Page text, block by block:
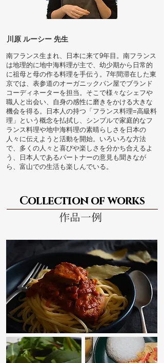
川原 ルーシー 先生
南フランス生まれ、日本に来て9年目。南フランス
は地理的に地中海料理が主で、幼少期から日常的
に祖母と母の作る料理を手伝う。7年間滞在した東
京では、表参道のオーガニックパン屋でブランド
コーディネーターを担当。そこで様々なシェフや
職人と出会い、自身の感性に磨きをかける大きな
機会を得る。日本人の持つ「フランス料理=高級料
理」という概念を払拭し、シンプルで家庭的なフ
ランス料理や地中海料理の素晴らしさを日本の
人々に伝えようと活動を開始。いろいろな方法
で、多くの人々と喜びや楽しさを分かち合えるよ
う、日本人であるパートナーの意見も聞きなが
ら、富山での生活も楽しんでいる。
Collection of works